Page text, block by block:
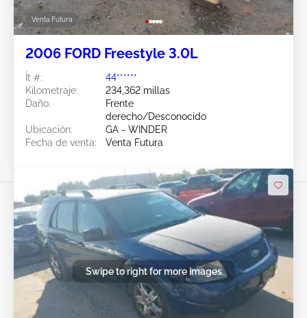
Venta Futura
2006 FORD Freestyle 3.0L
Ít #:
44******
Kilometraje:
234,362 millas
Daño:
Frente
derecho/Desconocido
Ubicación:
GA - WINDER
Fecha de venta:
Venta Futura
Swipe to right for more images